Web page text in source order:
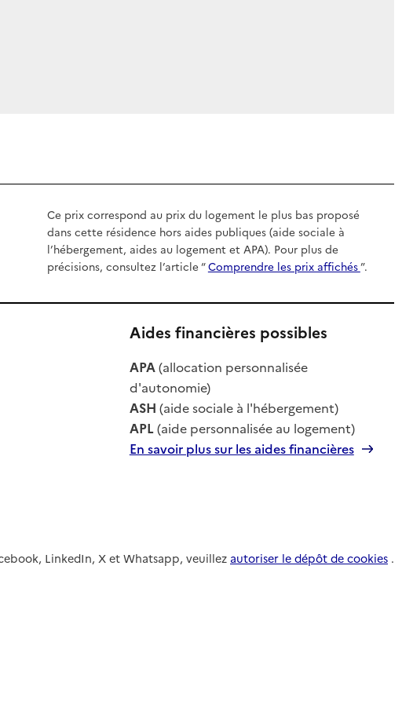
Ce prix correspond au prix du logement le plus bas proposé
dans cette résidence hors aides publiques (aide sociale à
l’hébergement, aides au logement et APA). Pour plus de
précisions, consultez l’article “Comprendre les prix affichés”.
disponible
disponible
Aides financières possibles
APA(allocation personnalisée
d'autonomie)
ASH (aide sociale à l'hébergement)
APL(aide personnalisée au logement)
En savoir plus sur les aides financières
LinkedIn, X et Whatsapp, veuillez autoriser le dépôt de cookies .